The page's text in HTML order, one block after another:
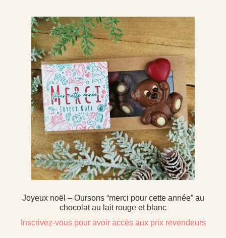
Joyeux noël – Oursons “merci pour cette année” au
chocolat au lait rouge et blanc
Inscrivez-vous pour avoir accès aux prix revendeurs